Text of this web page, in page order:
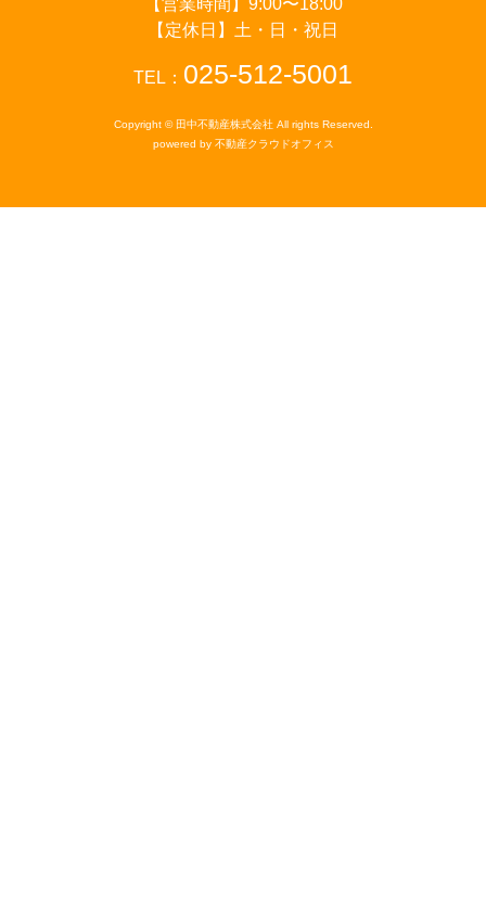
【定休日】土・日・祝日
TEL： 025-512-5001
Copyright © 田中不動産株式会社 All rights Reserved.
powered by 不動産クラウドオフィス